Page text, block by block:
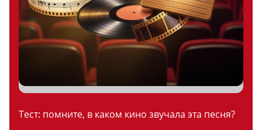
Тест: помните, в каком кино звучала эта песня?